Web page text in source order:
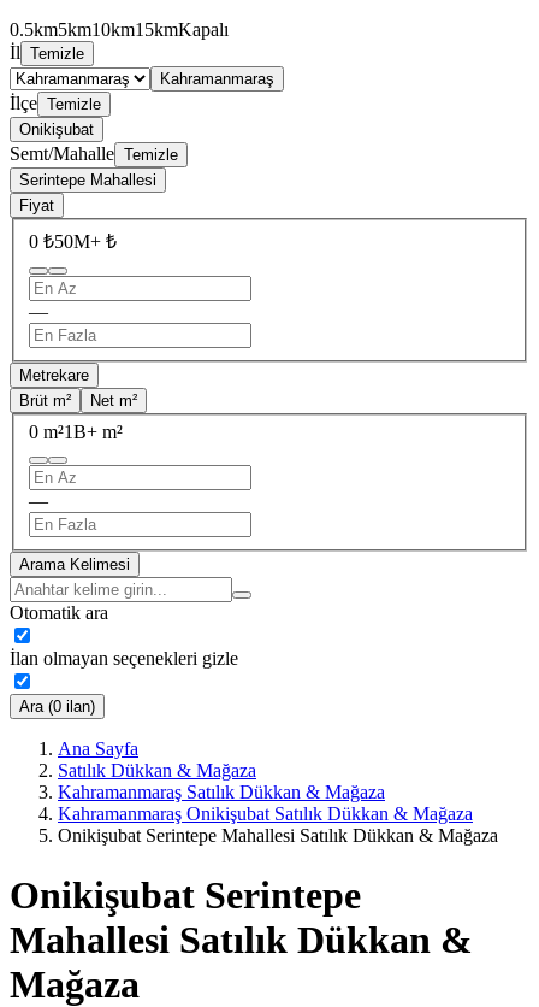
0.5km5km10km15kmKapalı
İl Temizle
Kahramanmaraş
İlçe Temizle
Onikişubat
Semt/Mahalle Temizle
Serintepe Mahallesi
Fiyat
0 ₺50M+ ₺
—
Metrekare
Brüt m²
Net m²
0 m²1B+ m²
—
Arama Kelimesi
Otomatik ara
İlan olmayan seçenekleri gizle
Ara (0 ilan)
Ana Sayfa
Satılık Dükkan & Mağaza
Kahramanmaraş Satılık Dükkan & Mağaza
Kahramanmaraş Onikişubat Satılık Dükkan & Mağaza
Onikişubat Serintepe Mahallesi Satılık Dükkan & Mağaza
Onikişubat Serintepe
Mahallesi Satılık Dükkan &
Mağaza